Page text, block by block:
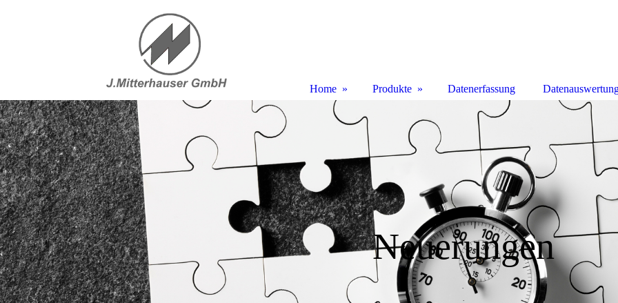
Neuerungen
.
.
Home Produkte Datenerfassung